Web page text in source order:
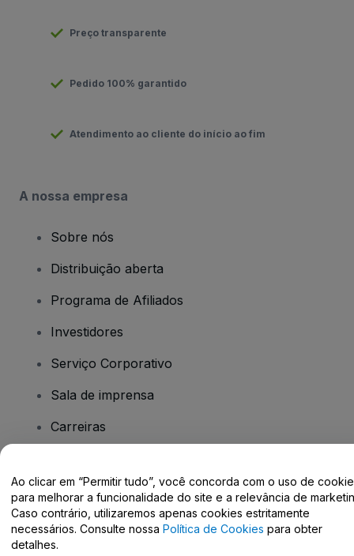
Preço transparente
Pedido 100% garantido
Atendimento ao cliente do início ao fim
A nossa empresa
Sobre nós
Distribuição aberta
Programa de Afiliados
Investidores
Serviço Corporativo
Sala de imprensa
Carreiras
Tem dúvidas?
Centro de Ajuda / Fale Conosco
Ao clicar em “Permitir tudo”, você concorda com o uso de
para melhorar a funcionalidade do site e a relevância de
Caso contrário, utilizaremos apenas cookies estritamente
necessários. Consulte nossa Política de Cookies para obter
detalhes.